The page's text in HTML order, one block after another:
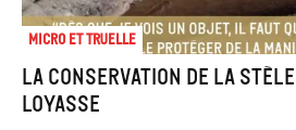
Micro et truelle
La conservation de la stèle
Loyasse